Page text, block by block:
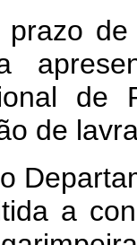
prazo
de
de
a